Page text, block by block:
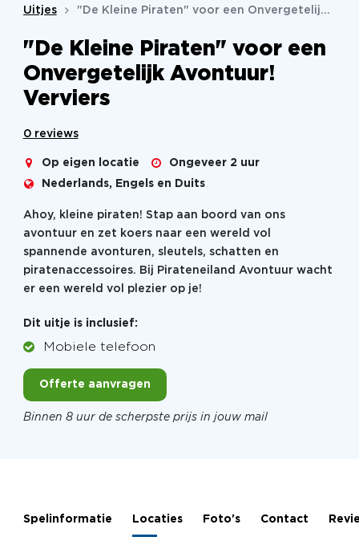
Uitjes "De Kleine Piraten" voor een Onvergetelijk Avontuur!
"De Kleine Piraten" voor een
Onvergetelijk Avontuur!
Verviers
0 reviews
Op eigen locatie Ongeveer 2 uur
Nederlands, Engels en Duits
Ahoy, kleine piraten! Stap aan boord van ons
avontuur en zet koers naar een wereld vol
spannende avonturen, sleutels, schatten en
piratenaccessoires. Bij Pirateneiland Avontuur wacht
er een wereld vol plezier op je!
Dit uitje is inclusief:
Mobiele telefoon
Offerte aanvragen
Binnen 8 uur de scherpste prijs in jouw mail
Spelinformatie Locaties Foto's Contact